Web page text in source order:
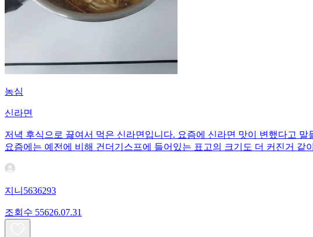
농심
신라면
저녁 후식으로 끓여서 먹은 신라면입니다. 요즘에 신라면 맛이 변했다고
요즘에는 예전에 비해 건더기스프에 들어있는 표고의 크기도 더 커진거 같
지니5636293
조회수 55626.07.31